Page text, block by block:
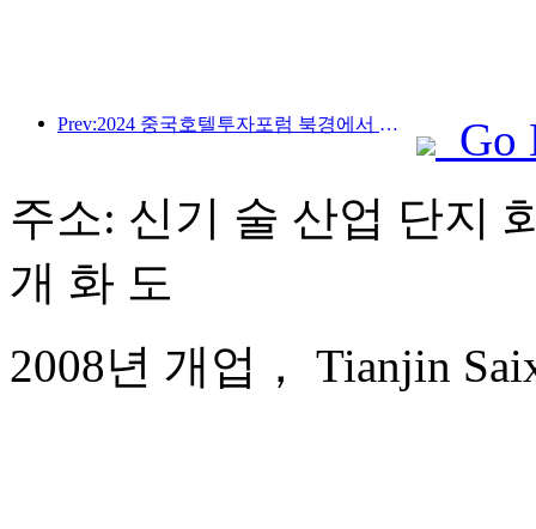
Prev:2024 중국호텔투자포럼 북경에서 성공적으로 개최
Go
주소: 신기 술 산업 단지
개 화 도
2008년 개업， Tianjin